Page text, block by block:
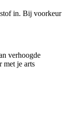
in. Bij voorkeur
verhoogde
met je arts